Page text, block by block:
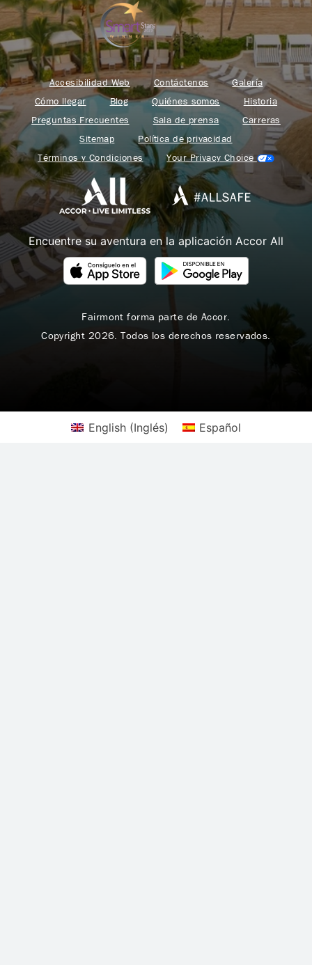
Accesibilidad Web Contáctenos
Galería
Cómo llegar
Blog Quiénes somos
Historia
Preguntas Frecuentes
Sala de prensa
Carreras
Sitemap
Política de privacidad
Términos y Condiciones
Your Privacy Choice
Encuentre su aventura en la aplicación Accor All
Fairmont forma parte de Accor.
Copyright 2026. Todos los derechos reservados.
English(Inglés) Español